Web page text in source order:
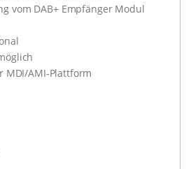
vom DAB+ Empfänger Modul
MDI/AMI-Plattform